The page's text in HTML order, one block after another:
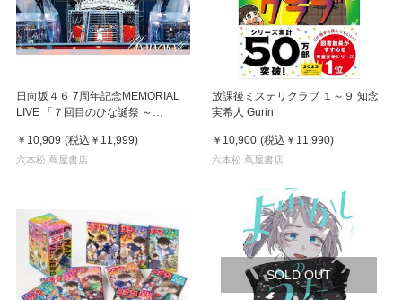
日向坂４６ 7周年記念MEMORIAL
LIVE 「７回目のひな誕祭 ～
ROCKESTRA～」in 横浜スタジア
ム 完全生産限定盤 ３DVD
￥10,909 (税込 ￥11,999)
六本松 蔦屋書店
放課後ミステリクラブ １～９ 知念
実希人 Gurin
￥10,900 (税込 ￥11,990)
六本松 蔦屋書店
SOLD OUT